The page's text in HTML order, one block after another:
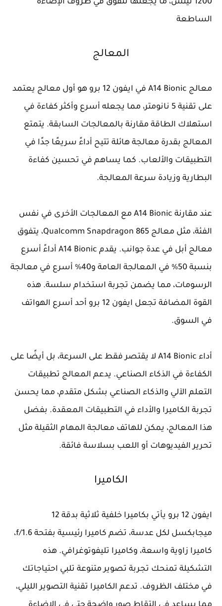
1200 نيتس، ما يجعلها تتفوق في ظروف الإضاءة
الساطعة
المعالج
معالج A14 Bionic في ايفون 12 برو هو أول معالج يعتمد
على تقنية 5 نانومتر، مما يجعله أسرع وأكثر كفاءة في
استهلاك الطاقة مقارنة بالمعالجات السابقة. يتمتع
المعالج بقدرة معالجة هائلة تتيح أداءً سريعًا جدًا في
التطبيقات والألعاب. كما يساهم في تحسين كفاءة
البطارية وزيادة سرعة المعالجة.
عند مقارنة A14 Bionic مع المعالجات الأخرى في نفس
الفئة، مثل معالج Qualcomm Snapdragon 865، يتفوق
معالج أبل في عدة جوانب. يقدم A14 Bionic أداءً أسرع
بنسبة 50% في المعالجة العامة و40% أسرع في معالجة
الرسومات، مما يضمن تجربة استخدام سلسة. هذه
القوة المضافة تجعل ايفون 12 برو أحد أسرع الهواتف
في السوق.
أداء A14 Bionic لا يقتصر فقط على السرعة، بل أيضًا على
الكفاءة في الذكاء الصناعي. يدعم المعالج تطبيقات
التعلم الآلي والذكاء الصناعي بشكل متقدم، مما يحسن
تجربة الكاميرا والأداء في التطبيقات المعقدة. بفضل
هذا المعالج، يمكن للهاتف معالجة المهام الثقيلة مثل
تحرير الفيديوهات أو اللعب بسلاسة فائقة.
الكاميرا
ايفون 12 برو يأتي بكاميرا خلفية ثلاثية بدقة 12
ميجابكسل لكل عدسة، تضم كاميرا رئيسية بفتحة f/1.6،
كاميرا زاوية واسعة، وكاميرا تليفوتوغرافي. هذه
التشكيلة تمنحك تجربة تصوير متنوعة تلبي احتياجاتك
في مختلف الظروف. تدعم الكاميرا تقنية التصوير الليلي،